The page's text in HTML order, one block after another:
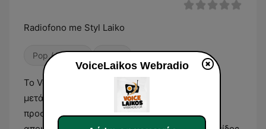
Radiofono me Styl Laiko
Pop / Top 40 Φολκ
Το VoiceLaikos Webradio επικεντρώνεται στη
μετάδοση ελληνικής λαϊκής μουσικής,
προσφέροντας ένα πρόγραμμα που είναι
VoiceLaikos Webradio